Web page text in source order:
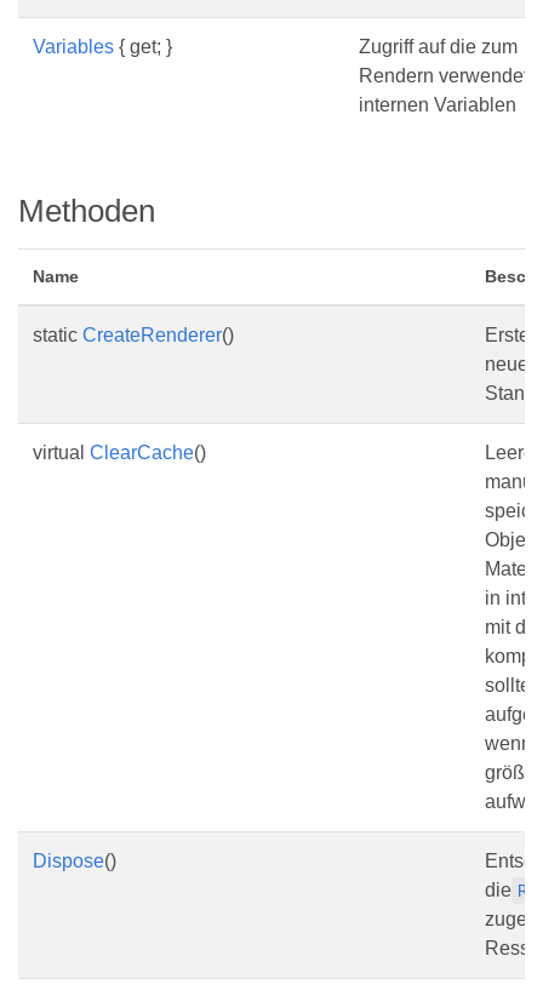
Variables { get; }
Zugriff auf die zum
Rendern
internen Variablen
Methoden
Name
static CreateRenderer()
neue
virtual ClearCache()
in
mit
sollte
wenn
Dispose()
die